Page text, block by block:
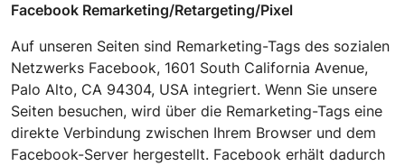
Facebook Remarketing/Retargeting/Pixel
Auf unseren Seiten sind Remarketing-Tags des sozialen
Netzwerks Facebook, 1601 South California Avenue,
Palo Alto, CA 94304, USA integriert. Wenn Sie unsere
Seiten besuchen, wird über die Remarketing-Tags eine
direkte Verbindung zwischen Ihrem Browser und dem
Facebook-Server hergestellt. Facebook erhält dadurch